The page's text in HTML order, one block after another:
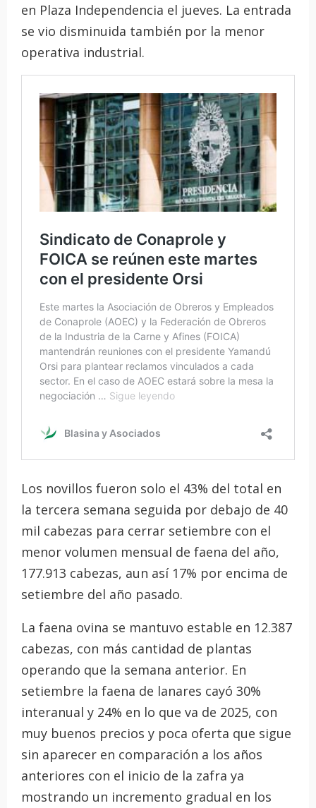
en Plaza Independencia el jueves. La entrada
se vio disminuida también por la menor
operativa industrial.
Los novillos fueron solo el 43% del total en
la tercera semana seguida por debajo de 40
mil cabezas para cerrar setiembre con el
menor volumen mensual de faena del año,
177.913 cabezas, aun así 17% por encima de
setiembre del año pasado.
La faena ovina se mantuvo estable en 12.387
cabezas, con más cantidad de plantas
operando que la semana anterior. En
setiembre la faena de lanares cayó 30%
interanual y 24% en lo que va de 2025, con
muy buenos precios y poca oferta que sigue
sin aparecer en comparación a los años
anteriores con el inicio de la zafra ya
mostrando un incremento gradual en los